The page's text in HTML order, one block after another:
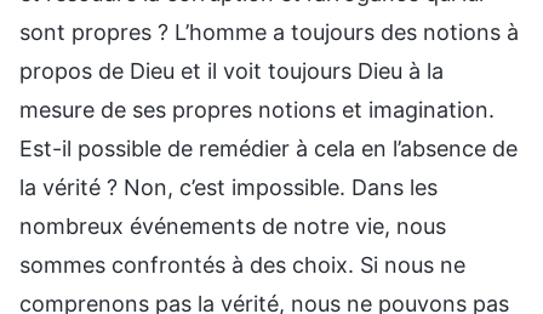
sont propres ? L’homme a toujours des notions à
propos de Dieu et il voit toujours Dieu à la
mesure de ses propres notions et imagination.
Est-il possible de remédier à cela en l’absence de
la vérité ? Non, c’est impossible. Dans les
nombreux événements de notre vie, nous
sommes confrontés à des choix. Si nous ne
comprenons pas la vérité, nous ne pouvons pas